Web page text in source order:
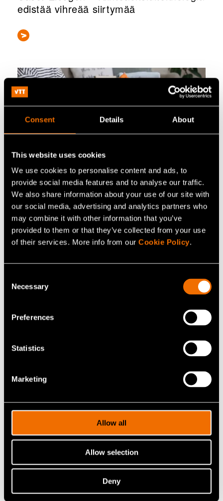
Consent Details About
This website uses cookies
We use cookies to personalise content and ads, to
provide social media features and to analyse our traffic.
We also share information about your use of our site with
our social media, advertising and analytics partners who
may combine it with other information that you’ve
provided to them or that they’ve collected from your use
of their services. More info from our Cookie Policy.
Selection
Necessary
Preferences
Statistics
Marketing
Allow all
Allow selection
Deny
edistää vihreää siirtymää
Uutiset, Lehdistötiedote
VTT, Vaasan yliopisto ja suomalaiset
yritykset kehittävät uudenlaista
käyttäjäystävällistä käytettyjen
vaatteiden keräysautomaattia
Case: Valmet Automotive – Kysynnän
epävarmuus vauhdittaa liiketoiminnan
uudistamista